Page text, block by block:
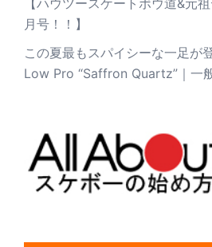
【ハウツースケートボウ道&元
月号！！】
この夏最もスパイシーな一足が
Low Pro “Saffron Quartz”｜一